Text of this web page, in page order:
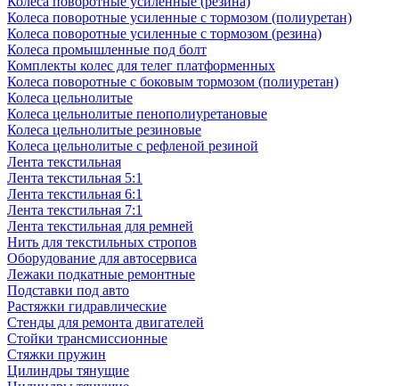
Колеса поворотные усиленные с тормозом (полиуретан)
Колеса поворотные усиленные с тормозом (резина)
Колеса промышленные под болт
Комплекты колес для телег платформенных
Колеса поворотные c боковым тормозом (полиуретан)
Колеса цельнолитые
Колеса цельнолитые пенополиуретановые
Колеса цельнолитые резиновые
Колеса цельнолитые с рефленой резиной
Лента текстильная
Лента текстильная 5:1
Лента текстильная 6:1
Лента текстильная 7:1
Лента текстильная для ремней
Нить для текстильных стропов
Оборудование для автосервиса
Лежаки подкатные ремонтные
Подставки под авто
Растяжки гидравлические
Стенды для ремонта двигателей
Стойки трансмиссионные
Стяжки пружин
Цилиндры тянущие